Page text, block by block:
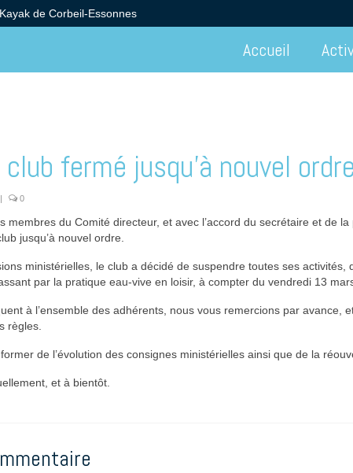
de Corbeil-Essonnes
Accueil
fermé jusqu’à nouvel ordre
| 0
membres du Comité directeur, et avec l’accord du secrétaire et de
jusqu’à nouvel ordre.
ministérielles, le club a décidé de suspendre toutes ses activités,
par la pratique eau-vive en loisir, à compter du vendredi 13
à l’ensemble des adhérents, nous vous remercions par avance,
règles.
de l’évolution des consignes ministérielles ainsi que de la
et à bientôt.